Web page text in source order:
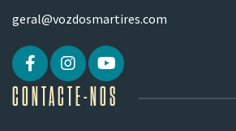
geral@vozdosmartires.com
CONTACTE-NOS